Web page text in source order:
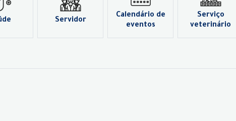
Servidor
Calendário de
eventos
Serviço
veterinário